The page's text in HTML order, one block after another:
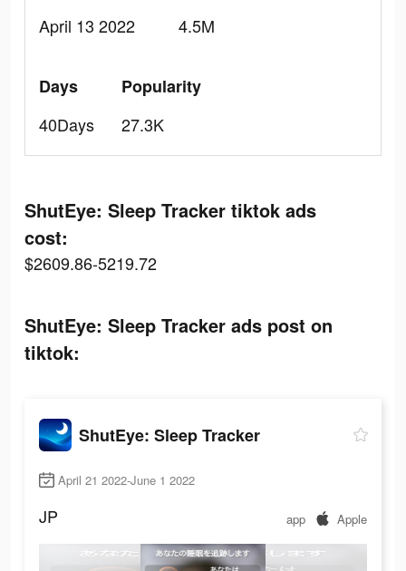
April 13 2022
4.5M
Days
40Days
Popularity
27.3K
ShutEye: Sleep Tracker tiktok ads
cost:
$2609.86-5219.72
ShutEye: Sleep Tracker ads post on
tiktok:
ShutEye: Sleep Tracker
April 21 2022-June 1 2022
JP app Apple